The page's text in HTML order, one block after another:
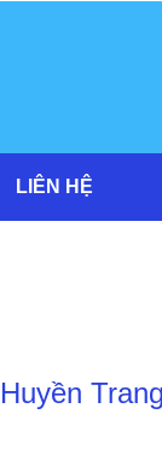
LIÊN HỆ